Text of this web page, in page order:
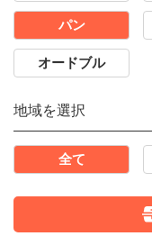
パン
オードブル
地域を選択
全て